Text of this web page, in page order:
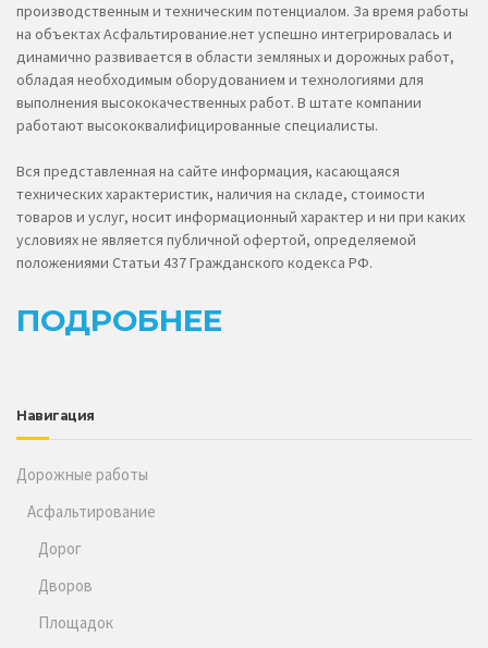
производственным и техническим потенциалом. За время работы
на объектах Асфальтирование.нет успешно интегрировалась и
динамично развивается в области земляных и дорожных работ,
обладая необходимым оборудованием и технологиями для
выполнения высококачественных работ. В штате компании
работают высококвалифицированные специалисты.
Вся представленная на сайте информация, касающаяся
технических характеристик, наличия на складе, стоимости
товаров и услуг, носит информационный характер и ни при каких
условиях не является публичной офертой, определяемой
положениями Статьи 437 Гражданского кодекса РФ.
ПОДРОБНЕЕ
Навигация
Дорожные работы
Асфальтирование
Дорог
Дворов
Площадок